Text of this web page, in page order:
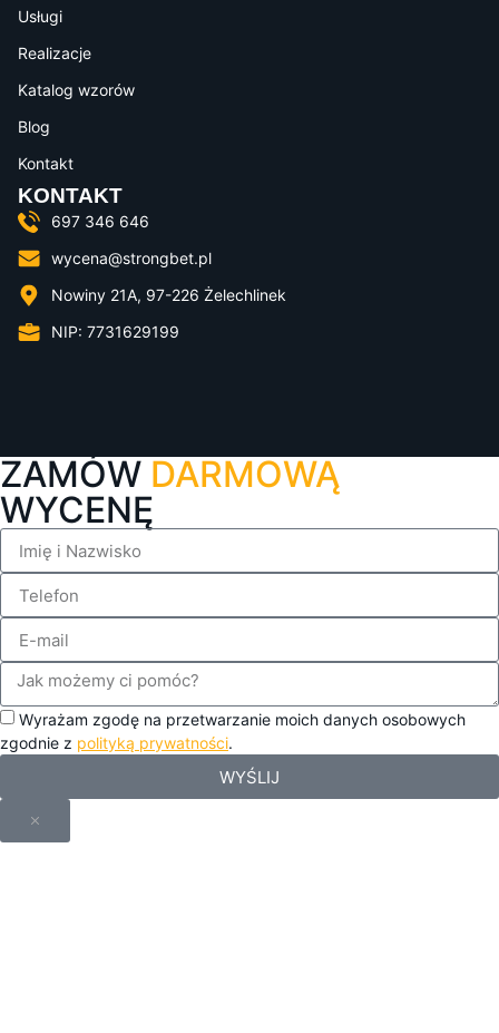
Usługi
Realizacje
Katalog wzorów
Blog
Kontakt
KONTAKT
697 346 646
wycena@strongbet.pl
Nowiny 21A, 97-226 Żelechlinek
NIP: 7731629199
ZAMÓW DARMOWĄ
WYCENĘ
Wyrażam zgodę na przetwarzanie moich danych osobowych
zgodnie z polityką prywatności.
WYŚLIJ